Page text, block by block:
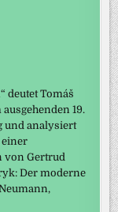
deutet Tomáš
19.
und analysiert
einer
von Gertrud
Der moderne